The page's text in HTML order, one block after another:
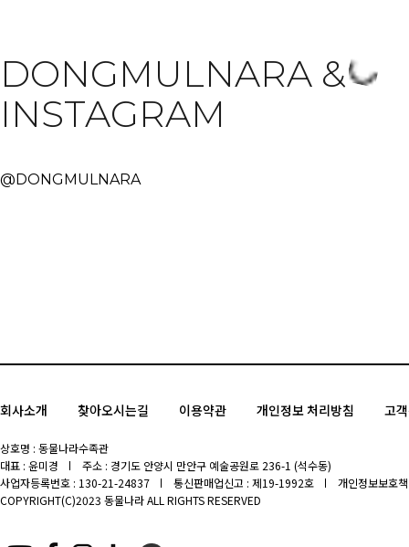
DONGMULNARA &
INSTAGRAM
@DONGMULNARA
회사소개 찾아오시는길 이용약관 개인정보 처리방침 고
상호명 : 동물나라수족관
대표 : 윤미경
주소 : 경기도 안양시 만안구 예술공원로 236-1 (석수동)
사업자등록번호 : 130-21-24837
통신판매업신고 : 제19-1992호
개인정보보호
COPYRIGHT(C)2023 동물나라 ALL RIGHTS RESERVED